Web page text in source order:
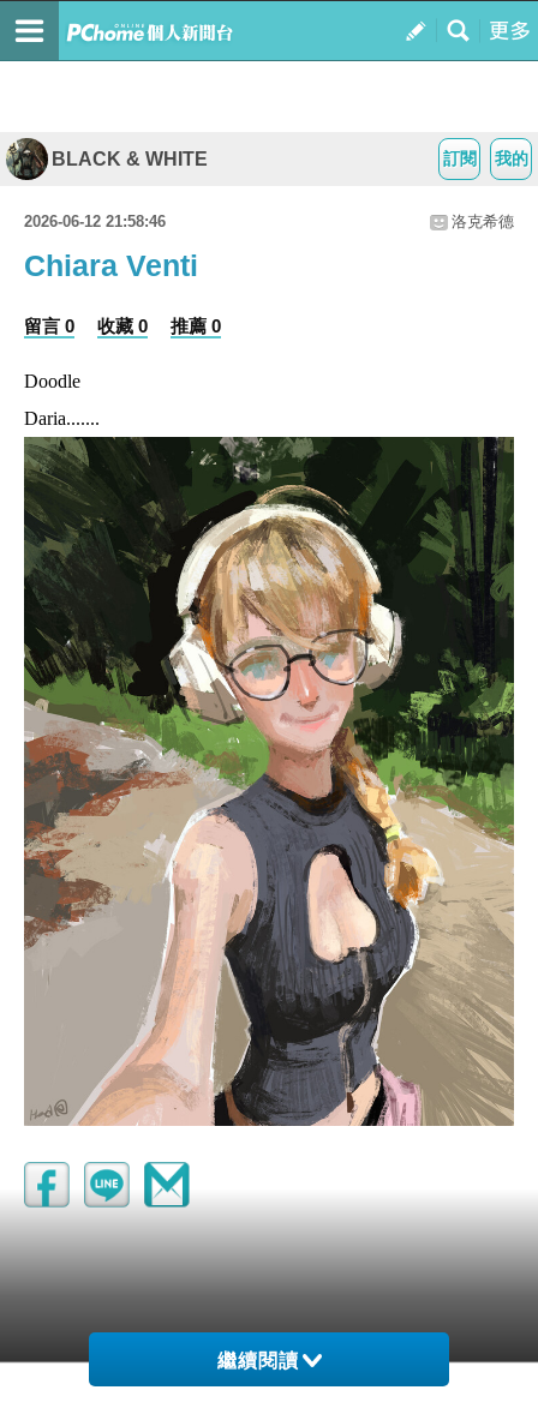
我的
訂閱
BLACK & WHITE
2026-06-12 21:58:46 洛克希德
Chiara Venti
留言 0 收藏 0 推薦 0
Doodle
Daria.......
繼續閱讀